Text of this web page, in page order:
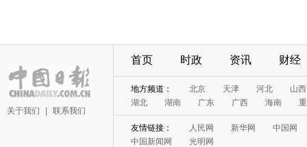
关于我们 联系我们
首页 时政 资讯 财经
地方频道： 北京 天津 河北
山西
湖北
湖南 广东 广西 海南
友情链接： 人民网 新华网
中国网
中国新闻网
光明网